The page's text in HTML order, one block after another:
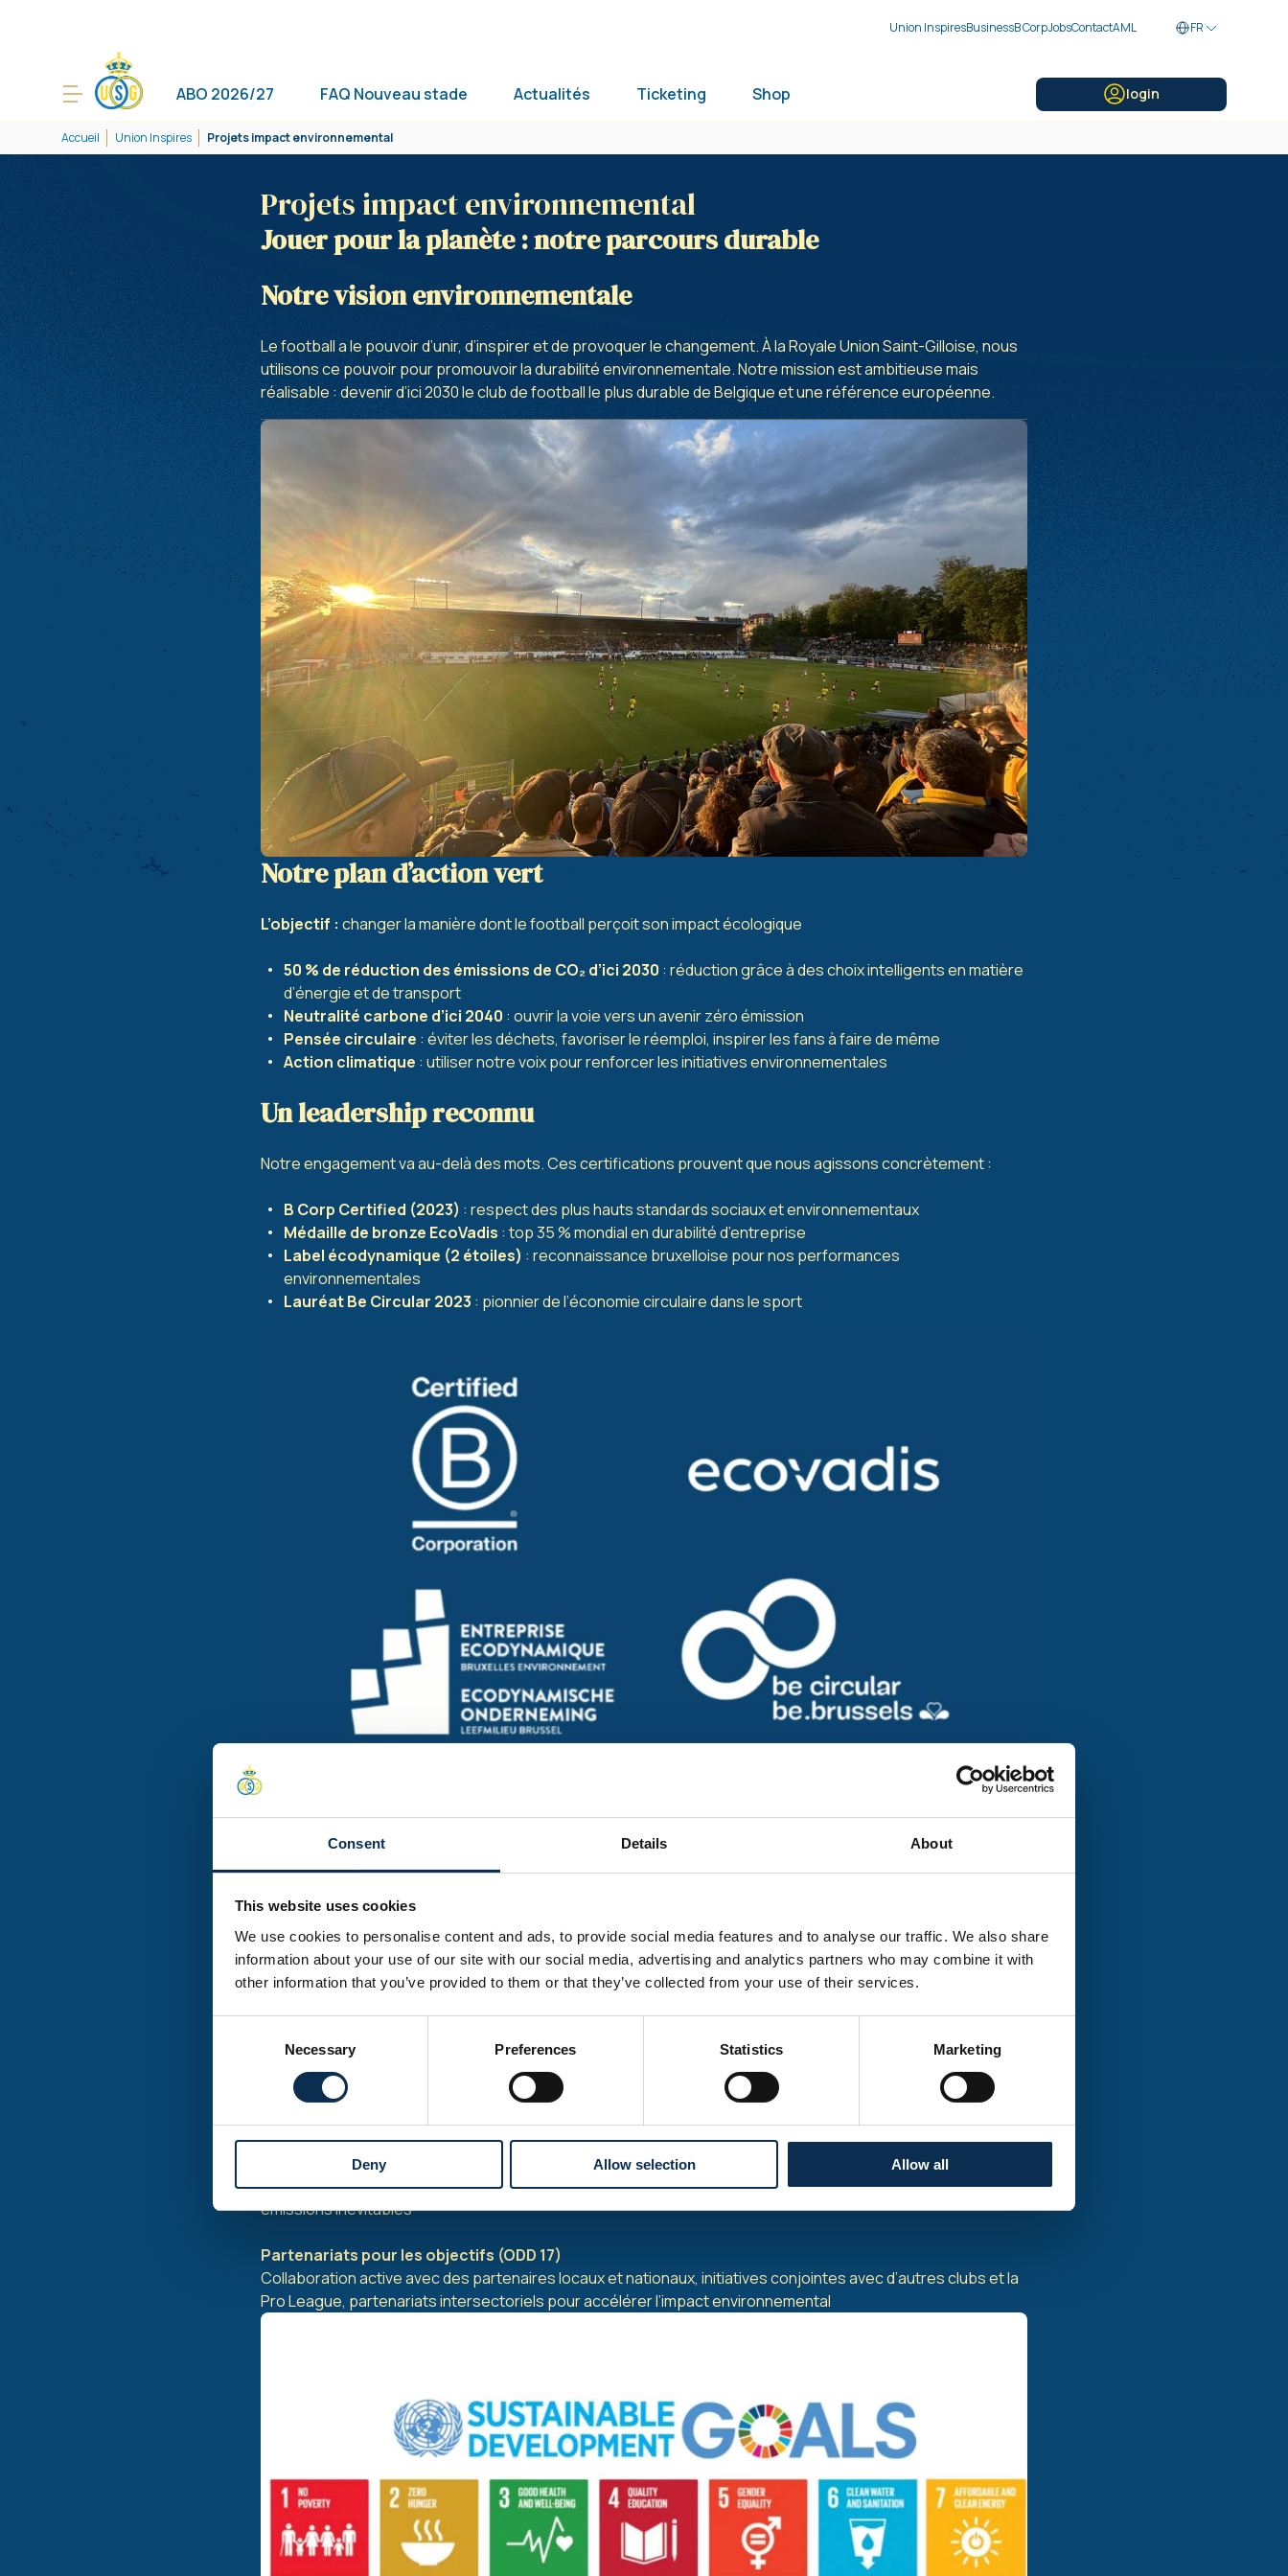
Consent Details About
This website uses cookies
We use cookies to personalise content and ads, to provide social media features and to analyse our traffic. We also share
information about your use of our site with our social media, advertising and analytics partners who may combine it with
other information that you’ve provided to them or that they’ve collected from your use of their services.
Necessary Preferences Statistics Marketing
Deny Allow selection Allow all
Union InspiresBusinessB CorpJobsContactAML FR
ABO 2026/27 FAQ Nouveau stade Actualités Ticketing Shop login
Accueil Union Inspires Projets impact environnemental
Projets impact environnemental
Jouer pour la planète : notre parcours durable
Notre vision environnementale
Le football a le pouvoir d’unir, d’inspirer et de provoquer le changement. À la Royale Union Saint-Gilloise, nous
utilisons ce pouvoir pour promouvoir la durabilité environnementale. Notre mission est ambitieuse mais
réalisable : devenir d’ici 2030 le club de football le plus durable de Belgique et une référence européenne.
Notre plan d’action vert
L’objectif : changer la manière dont le football perçoit son impact écologique
50 % de réduction des émissions de CO₂ d’ici 2030 : réduction grâce à des choix intelligents en matière
d’énergie et de transport
Neutralité carbone d’ici 2040 : ouvrir la voie vers un avenir zéro émission
Pensée circulaire : éviter les déchets, favoriser le réemploi, inspirer les fans à faire de même
Action climatique : utiliser notre voix pour renforcer les initiatives environnementales
Un leadership reconnu
Notre engagement va au-delà des mots. Ces certifications prouvent que nous agissons concrètement :
B Corp Certified (2023) : respect des plus hauts standards sociaux et environnementaux
Médaille de bronze EcoVadis : top 35 % mondial en durabilité d’entreprise
Label écodynamique (2 étoiles) : reconnaissance bruxelloise pour nos performances
environnementales
Lauréat Be Circular 2023 : pionnier de l’économie circulaire dans le sport
Du terrain à la planète : notre impact ODD
Eau propre pour tous (ODD 6)
Énergie renouvelable (ODD 7)
Systèmes d’éclairage LED, partenariats avec des fournisseurs d’énergie verte
Consommation responsable (ODD 12)
Gobelets réutilisables pour éviter le plastique à usage unique, réduction systématique du gaspillage
Action pour le climat (ODD 13)
Bilan carbone annuel, sensibilisation climatique, plantations de mangroves à Madagascar pour compenser les
émissions inévitables
Partenariats pour les objectifs (ODD 17)
Collaboration active avec des partenaires locaux et nationaux, initiatives conjointes avec d’autres clubs et la
Pro League, partenariats intersectoriels pour accélérer l’impact environnemental